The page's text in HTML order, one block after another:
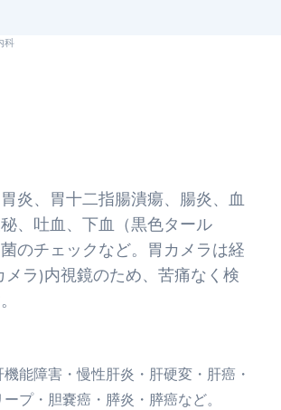
科
炎、胃十二指腸潰瘍、腸炎、血
、吐血、下血（黒色タール
のチェックなど。胃カメラは経
メラ)内視鏡のため、苦痛なく検
能障害・慢性肝炎・肝硬変・肝癌・
プ・胆嚢癌・膵炎・膵癌など。